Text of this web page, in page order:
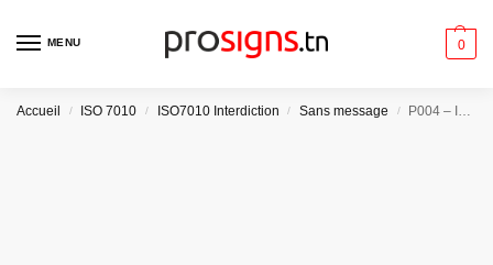
MENU 0
Accueil / ISO 7010 / ISO7010 Interdiction / Sans message / P004 – Interdit aux piétons